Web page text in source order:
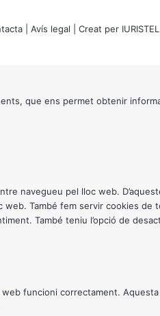
Avís legal | Creat per IURISTEL
que ens permet obtenir
navegueu pel lloc web.
També fem servir cookies
També teniu l’opció de
funcioni correctament.